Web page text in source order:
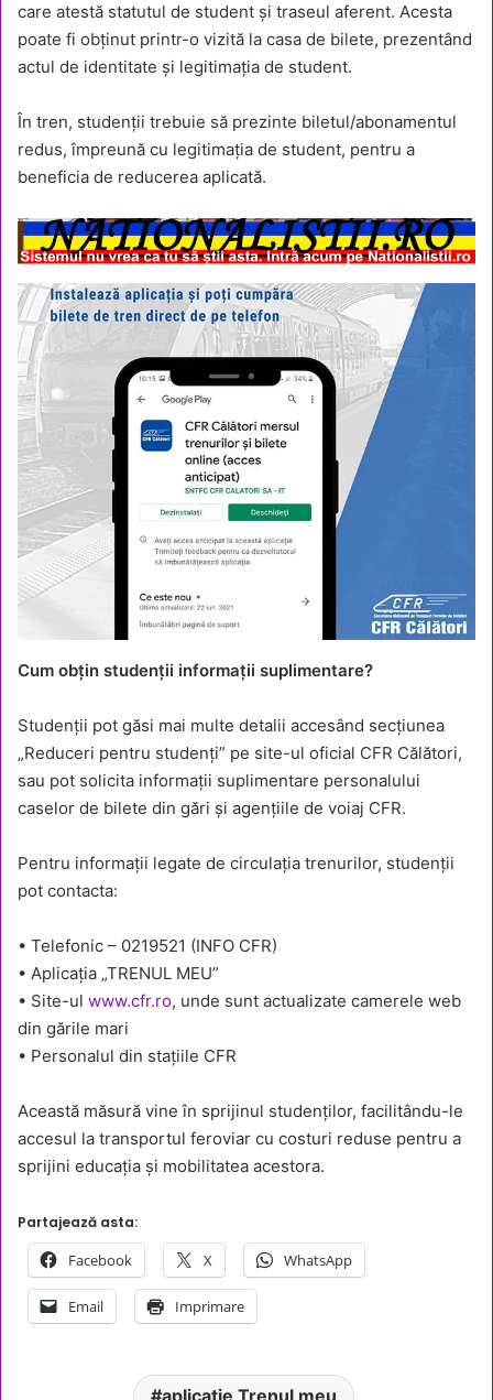
care atestă statutul de student și traseul aferent. Acesta
poate fi obținut printr-o vizită la casa de bilete, prezentând
actul de identitate și legitimația de student.
În tren, studenții trebuie să prezinte biletul/abonamentul
redus, împreună cu legitimația de student, pentru a
beneficia de reducerea aplicată.
Cum obțin studenții informații suplimentare?
Studenții pot găsi mai multe detalii accesând secțiunea
„Reduceri pentru studenți” pe site-ul oficial CFR Călători,
sau pot solicita informații suplimentare personalului
caselor de bilete din gări și agențiile de voiaj CFR.
Pentru informații legate de circulația trenurilor, studenții
pot contacta:
• Telefonic – 0219521 (INFO CFR)
• Aplicația „TRENUL MEU”
• Site-ul www.cfr.ro, unde sunt actualizate camerele web
din gările mari
• Personalul din stațiile CFR
Această măsură vine în sprijinul studenților, facilitându-le
accesul la transportul feroviar cu costuri reduse pentru a
sprijini educația și mobilitatea acestora.
Partajează asta:
Facebook X WhatsApp
Email Imprimare
aplicatie Trenul meu